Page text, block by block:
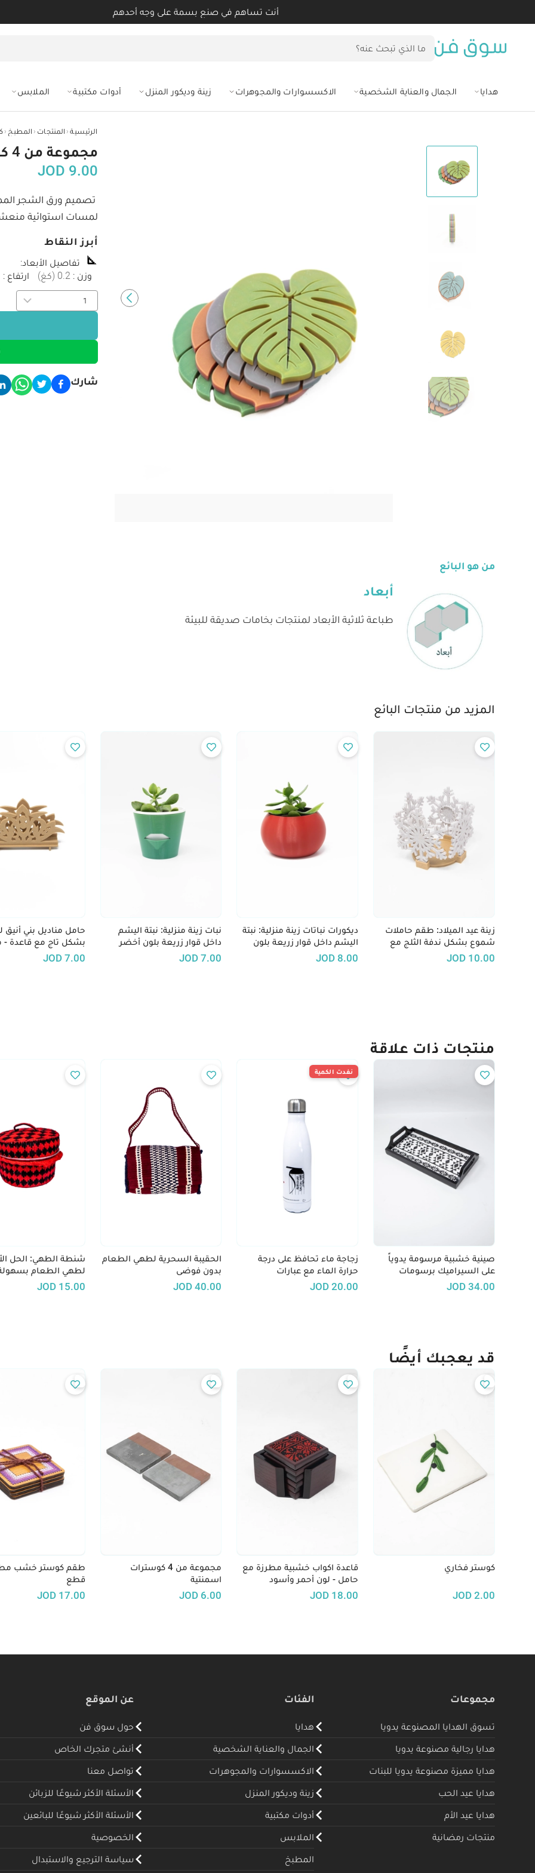
أنت تساهم في صنع بسمة على وجه أحدهم
هدايا الجمال والعناية الشخصية الاكسسوارات والمجوهرات زينة وديكور المنزل أدوات مكتبية الملابس
الرئيسية ‹ المنتجات ‹ المطبخ ‹
مجموعة من 4 كوسترات وقاعدة بتصميم ورق الشجر
JOD 9.00
تصميم ورق الشجر
لمسات استوائية
أبرز النقاط
تفاصيل الأبعاد:
وزن :
0.2
(كغ) ارتفاع :
شارك
من هو البائع
أبعاد
طباعة ثلاثية الأبعاد لمنتجات بخامات صديقة للبيئة
المزيد من منتجات البائع
زينة عيد الميلاد: طقم حاملات
شموع بشكل ندفة الثلج مع
قاعدة دائرية - طباعة 3D
10.00
JOD
ديكورات نباتات زينة منزلية: نبتة
اليشم داخل قوار زريعة بلون
أحمر
8.00
JOD
نبات زينة منزلية: نبتة اليشم
داخل قوار زريعة بلون أخضر
7.00
JOD
حامل مناديل بني أنيق
بشكل تاج مع قاعدة
بطباعة 3D
7.00
JOD
منتجات ذات علاقة
صينية خشبية مرسومة يدوياً
على السيراميك برسومات
34.00
JOD
زجاجة ماء تحافظ على درجة
حرارة الماء مع عبارات
فلسطينية تقليدية
20.00
JOD
نفدت الكمية
الحقيبة السحرية لطهي الطعام
بدون فوضى
40.00
JOD
شنطة الطهي: الحل
لطهي الطعام
والاستمتاع بمذاق شهي
15.00
JOD
قد يعجبك أيضًا
كوستر فخاري
2.00
JOD
قاعدة اكواب خشبية مطرزة مع
حامل - لون أحمر وأسود
18.00
JOD
مجموعة من 4 كوسترات
اسمنتية
6.00
JOD
طقم كوستر خشب
قطع
17.00
JOD
مجموعات
تسوق الهدايا المصنوعة يدويا
هدايا رجالية مصنوعة يدويا
هدايا مميزة مصنوعة يدويا للبنات
هدايا عيد الحب
هدايا عيد الأم
منتجات رمضانية
الفئات
هدايا
الجمال والعناية الشخصية
الاكسسوارات والمجوهرات
زينة وديكور المنزل
أدوات مكتبية
الملابس
المطبخ
عن الموقع
حول سوق فن
أنشئ متجرك الخاص
تواصل معنا
الأسئلة الأكثر شيوعًا للزبائن
الأسئلة الأكثر شيوعًا للبائعين
الخصوصية
سياسة الترجيع والاستبدال